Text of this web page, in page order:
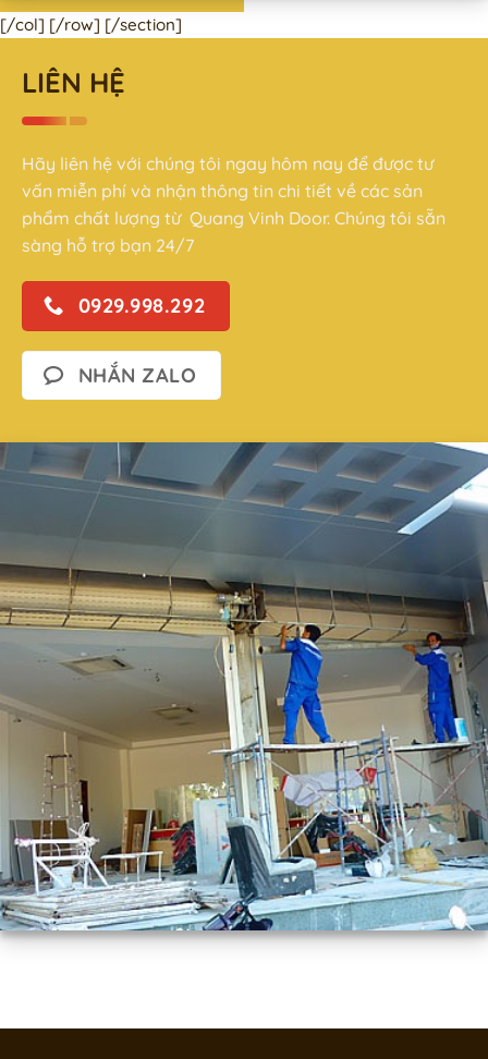
[/col] [/row] [/section]
LIÊN HỆ
Hãy liên hệ với chúng tôi ngay hôm nay để được tư
vấn miễn phí và nhận thông tin chi tiết về các sản
phẩm chất lượng từ Quang Vinh Door. Chúng tôi sẵn
sàng hỗ trợ bạn 24/7
0929.998.292
NHẮN ZALO